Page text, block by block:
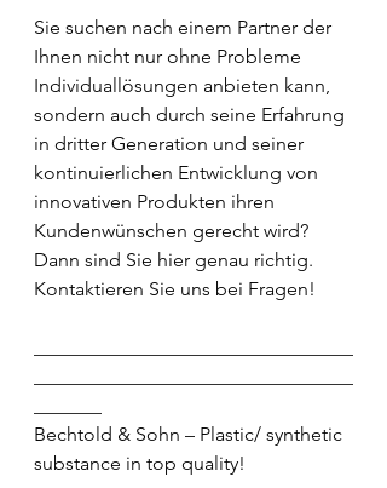
Sie suchen nach einem Partner der
Ihnen nicht nur ohne Probleme
Individuallösungen anbieten kann,
sondern auch durch seine Erfahrung
in dritter Generation und seiner
kontinuierlichen Entwicklung von
innovativen Produkten ihren
Kundenwünschen gerecht wird?
Dann sind Sie hier genau richtig.
Kontaktieren Sie uns bei Fragen!
Bechtold & Sohn – Plastic/ synthetic
substance in top quality!